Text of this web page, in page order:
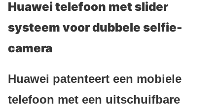
Huawei telefoon met slider
systeem voor dubbele selfie-
camera
Huawei patenteert een mobiele
telefoon met een uitschuifbare